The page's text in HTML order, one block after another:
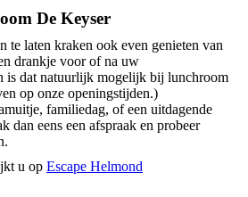
De Keyser
te laten kraken ook even genieten van
drankje voor of na uw
is dat natuurlijk mogelijk bij lunchroom
op onze openingstijden.)
familiedag, of een uitdagende
dan eens een afspraak en probeer
u op Escape Helmond